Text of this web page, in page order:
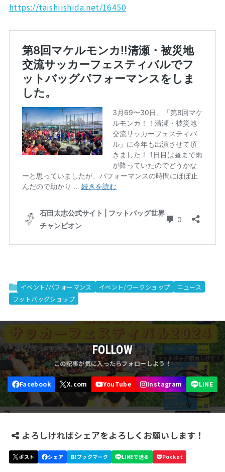
https://taishiishida.net/16450
イベント/パフォーマンス イベント/ワークショップ
ニュース
フットバッグショップ
FOLLOW
よろしければシェアをよろしくお願いします！